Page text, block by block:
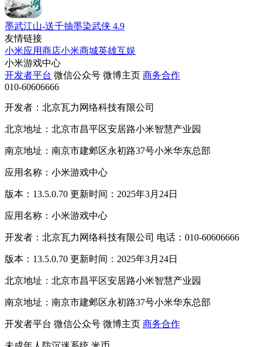
墨武江山-送千抽墨染武侠 4.9
友情链接
小米应用商店小米商城英雄互娱
小米游戏中心
开发者平台 微信公众号 微博主页 商务合作
010-60606666
开发者：北京瓦力网络科技有限公司
北京地址：北京市昌平区安居路小米智慧产业园
南京地址：南京市建邺区永初路37号小米华东总部
应用名称：小米游戏中心
版本：13.5.0.70 更新时间：2025年3月24日
应用名称：小米游戏中心
开发者：北京瓦力网络科技有限公司 电话：010-60606666
版本：13.5.0.70 更新时间：2025年3月24日
北京地址：北京市昌平区安居路小米智慧产业园
南京地址：南京市建邺区永初路37号小米华东总部
开发者平台 微信公众号 微博主页 商务合作